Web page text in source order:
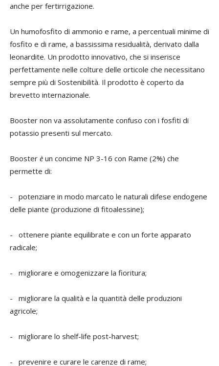
anche per fertirrigazione.
Un humofosfito di ammonio e rame, a percentuali minime di
fosfito e di rame, a bassissima residualità, derivato dalla
leonardite. Un prodotto innovativo, che si inserisce
perfettamente nelle colture delle orticole che necessitano
sempre più di Sostenibilità. Il prodotto è coperto da
brevetto internazionale.
Booster non va assolutamente confuso con i fosfiti di
potassio presenti sul mercato.
Booster è un concime NP 3-16 con Rame (2%) che
permette di:
- potenziare in modo marcato le naturali difese endogene
delle piante (produzione di fitoalessine);
- ottenere piante equilibrate e con un forte apparato
radicale;
- migliorare e omogenizzare la fioritura;
- migliorare la qualità e la quantità delle produzioni
agricole;
- migliorare lo shelf-life post-harvest;
- prevenire e curare le carenze di rame;